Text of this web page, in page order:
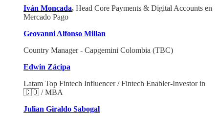
Iván Moncada, Head Core Payments & Digital Accounts en
Mercado Pago
Geovanni Alfonso Millan
Country Manager - Capgemini Colombia (TBC)
Edwin Zácipa
Latam Top Fintech Influencer / Fintech Enabler-Investor in
🇨🇴 / MBA
Julian Giraldo Sabogal